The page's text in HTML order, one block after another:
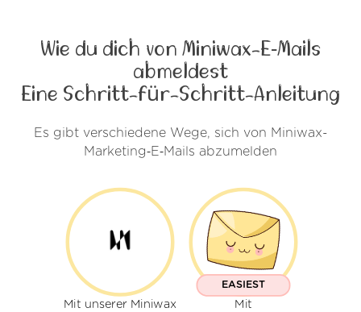
Wie du dich von Miniwax-E‑Mails
abmeldest
Eine Schritt-für-Schritt-Anleitung
Es gibt verschiedene Wege, sich von Miniwax-
Marketing‑E‑Mails abzumelden
Mit unserer Miniwax
EASIEST
Mit